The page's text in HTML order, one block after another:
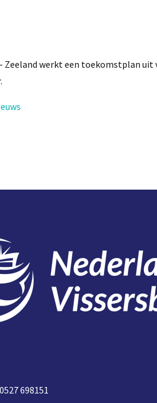
– Zeeland werkt een toekomstplan
698151